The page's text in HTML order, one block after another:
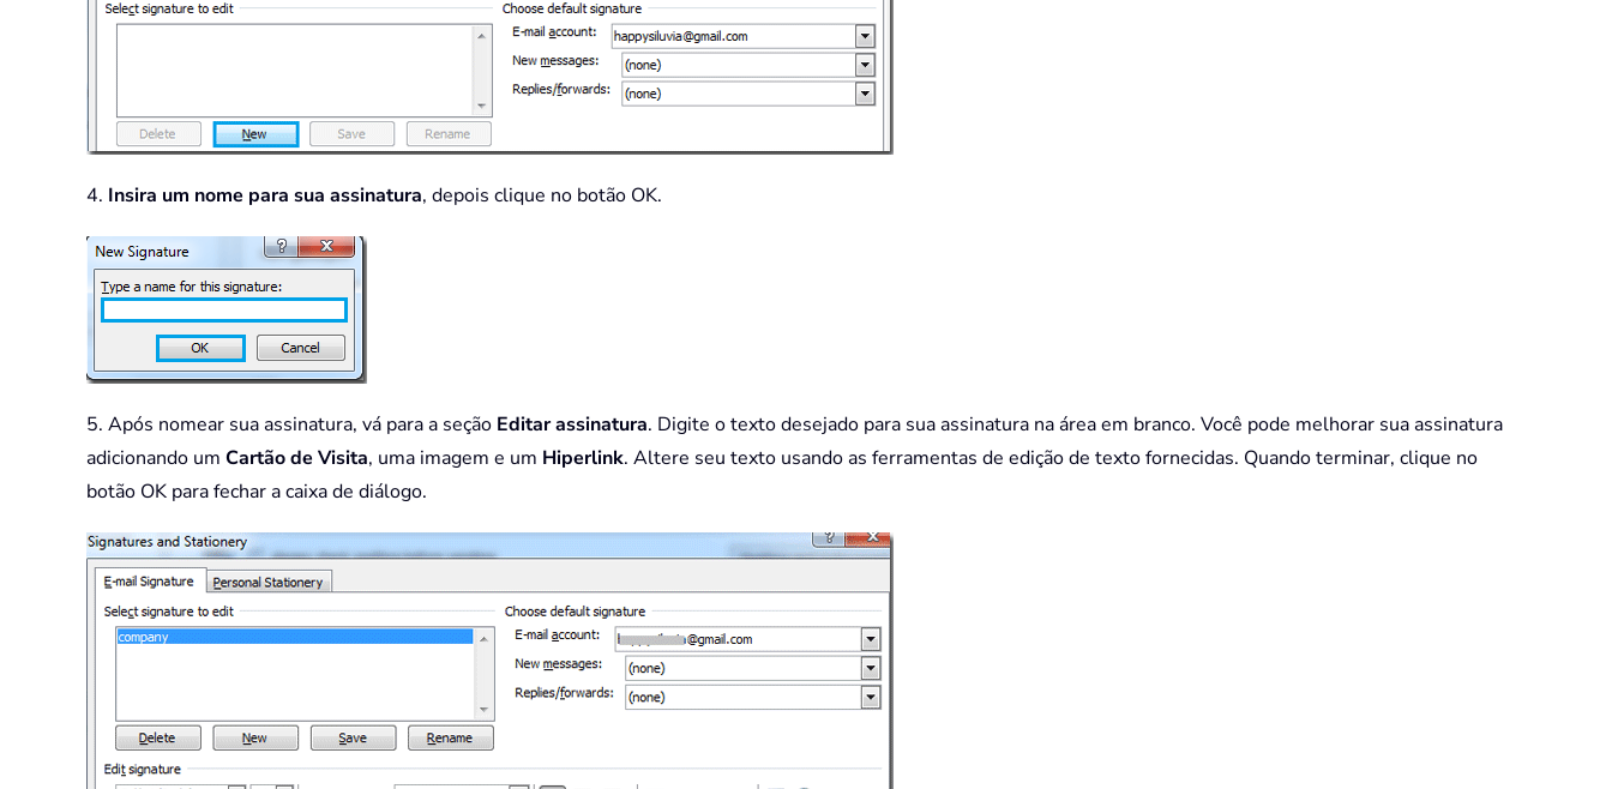
4. Insira um nome para sua assinatura, depois clique no botão OK.
5. Após nomear sua assinatura, vá para a seção Editar assinatura. Digite o texto desejado para sua assinatura na área em branco. Você pode melhorar sua assinatura
adicionando um Cartão de Visita, uma imagem e um Hiperlink. Altere seu texto usando as ferramentas de edição de texto fornecidas. Quando terminar, clique no
botão OK para fechar a caixa de diálogo.